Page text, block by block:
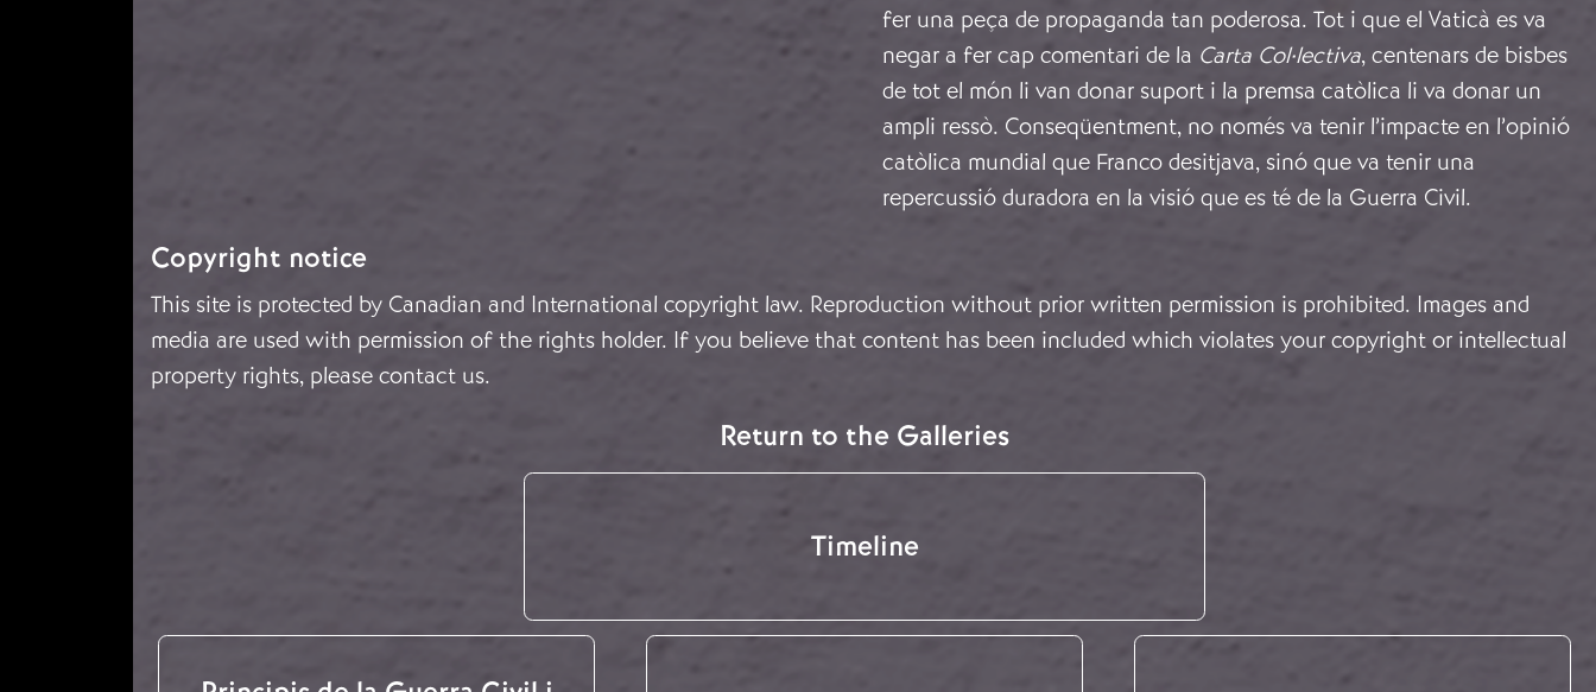
fer una peça de propaganda tan poderosa. Tot i que el Vaticà es va
negar a fer cap comentari de la Carta Col·lectiva, centenars de bisbes
de tot el món li van donar suport i la premsa catòlica li va donar un
ampli ressò. Conseqüentment, no només va tenir l’impacte en l’opinió
catòlica mundial que Franco desitjava, sinó que va tenir una
repercussió duradora en la visió que es té de la Guerra Civil.
Copyright notice
This site is protected by Canadian and International copyright law. Reproduction without prior written permission is prohibited. Images and
media are used with permission of the rights holder. If you believe that content has been included which violates your copyright or intellectual
property rights, please contact us.
Return to the Galleries
Timeline